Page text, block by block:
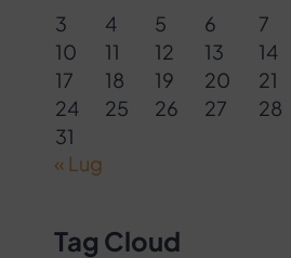
3
4 5 6 7
10
11 12 13 14
17
18 19 20 21
24
25 26 27 28
31
« Lug
Tag Cloud